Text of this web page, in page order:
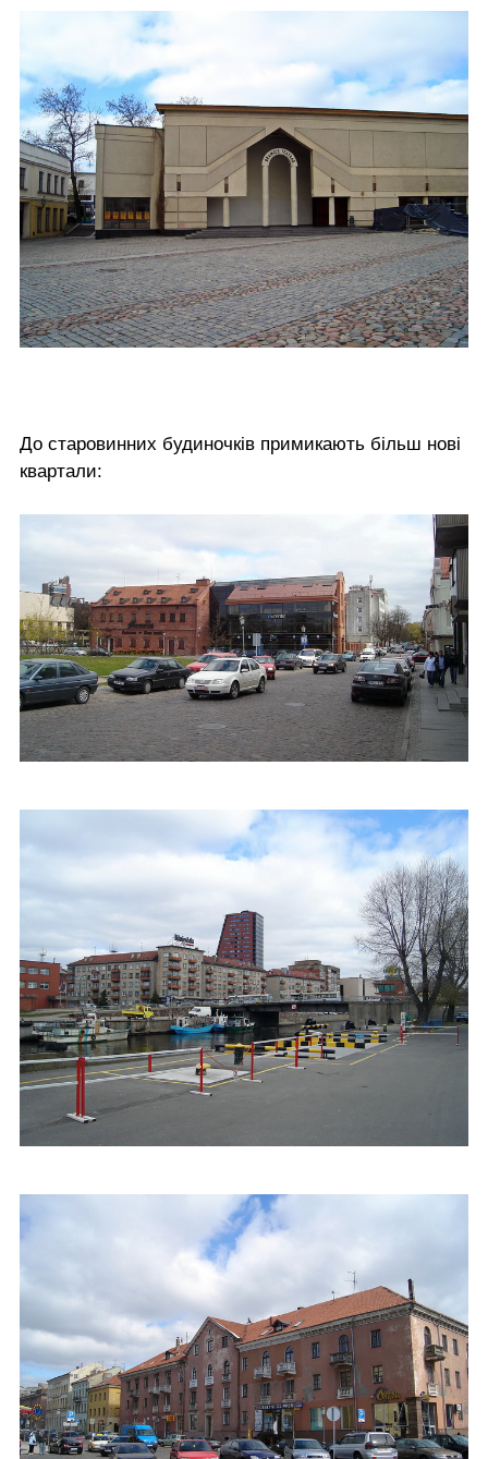
До старовинних будиночків примикають більш нові
квартали: